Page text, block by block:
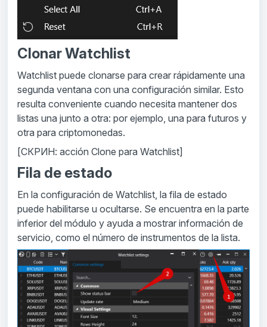
Clonar Watchlist
Watchlist puede clonarse para crear rápidamente una
segunda ventana con una configuración similar. Esto
resulta conveniente cuando necesita mantener dos
listas una junto a otra: por ejemplo, una para futuros y
otra para criptomonedas.
[СКРИН: acción Clone para Watchlist]
Fila de estado
En la configuración de Watchlist, la fila de estado
puede habilitarse u ocultarse. Se encuentra en la parte
inferior del módulo y ayuda a mostrar información de
servicio, como el número de instrumentos de la lista.